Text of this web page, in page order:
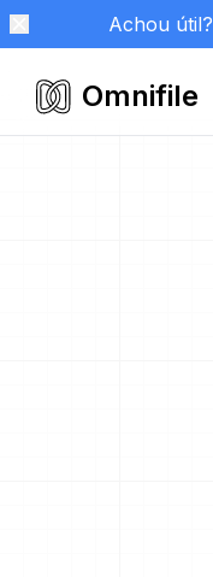
Achou útil?
Omnifile